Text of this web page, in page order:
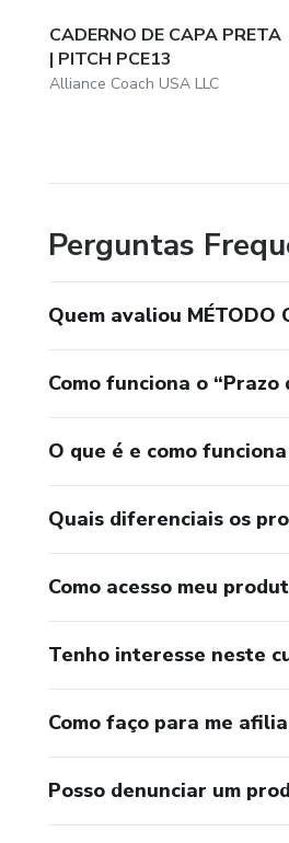
CADERNO DE CAPA PRETA
| PITCH PCE13
Alliance Coach USA LLC
Perguntas
Quem avaliou MÉTODO
Como funciona o “Prazo
O que é e como
Quais diferenciais os
Como acesso meu
Tenho interesse neste
Como faço para me
Posso denunciar um